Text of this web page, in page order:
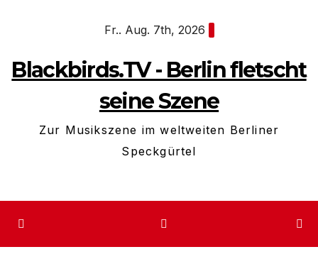
Fr.. Aug. 7th, 2026
Blackbirds.TV - Berlin fletscht
seine Szene
Zur Musikszene im weltweiten Berliner
Speckgürtel